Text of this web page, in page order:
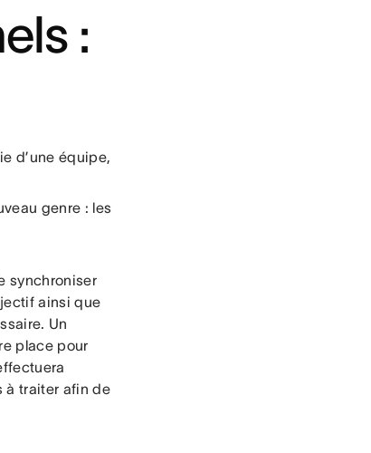
:
d’une équipe,
genre : les
synchroniser
ainsi que
Un
place pour
à traiter afin de